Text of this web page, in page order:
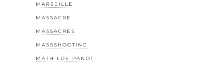
MARSEILLE
MASSACRE
MASSACRES
MASSSHOOTING
MATHILDE PANOT